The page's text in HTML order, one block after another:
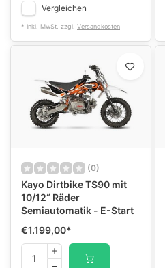
Vergleichen
* Inkl. MwSt. zzgl. Versandkosten
(0)
Kayo Dirtbike TS90 mit
10/12“ Räder
Semiautomatik - E-Start
€1.199,00*